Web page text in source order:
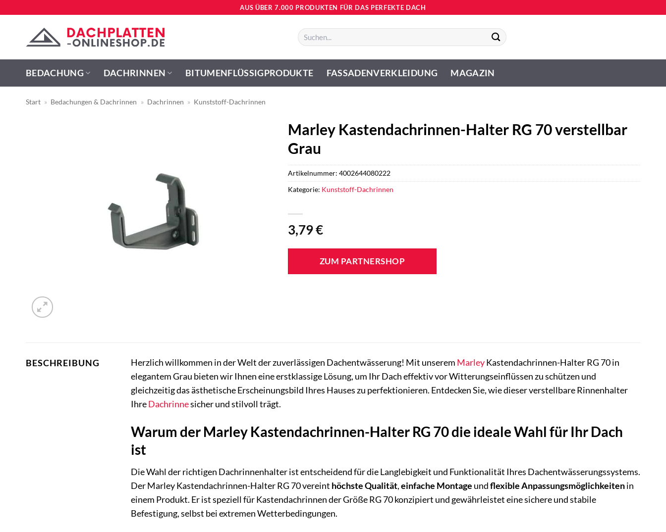
AUS ÜBER 7.000 PRODUKTEN FÜR DAS PERFEKTE DACH
Suchen
nach:
BEDACHUNG DACHRINNEN BITUMENFLÜSSIGPRODUKTE FASSADENVERKLEIDUNG MAGAZIN
Start » Bedachungen & Dachrinnen » Dachrinnen » Kunststoff-Dachrinnen
Marley Kastendachrinnen-Halter RG 70 verstellbar
Grau
3,79€
ZUM PARTNERSHOP
Artikelnummer:4002644080222
Kategorie: Kunststoff-Dachrinnen
BESCHREIBUNG Herzlich willkommen in der Welt der zuverlässigen Dachentwässerung! Mit unserem MarleyKastendachrinnen-Halter RG 70 in
elegantem Grau bieten wir Ihnen eine erstklassige Lösung, um Ihr Dach effektiv vor Witterungseinflüssen zu schützen und
gleichzeitig das ästhetische Erscheinungsbild Ihres Hauses zu perfektionieren. Entdecken Sie, wie dieser verstellbare Rinnenhalter
IhreDachrinnesicher und stilvoll trägt.
Warum der Marley Kastendachrinnen-Halter RG 70 die ideale Wahl für Ihr Dach
ist
Die Wahl der richtigen Dachrinnenhalter ist entscheidend für die Langlebigkeit und Funktionalität Ihres Dachentwässerungssystems.
Der Marley Kastendachrinnen-Halter RG 70 vereint höchste Qualität,einfache Montage undflexible Anpassungsmöglichkeitenin
einem Produkt. Er ist speziell für Kastendachrinnen der Größe RG 70 konzipiert und gewährleistet eine sichere und stabile
Befestigung, selbst bei extremen Wetterbedingungen.